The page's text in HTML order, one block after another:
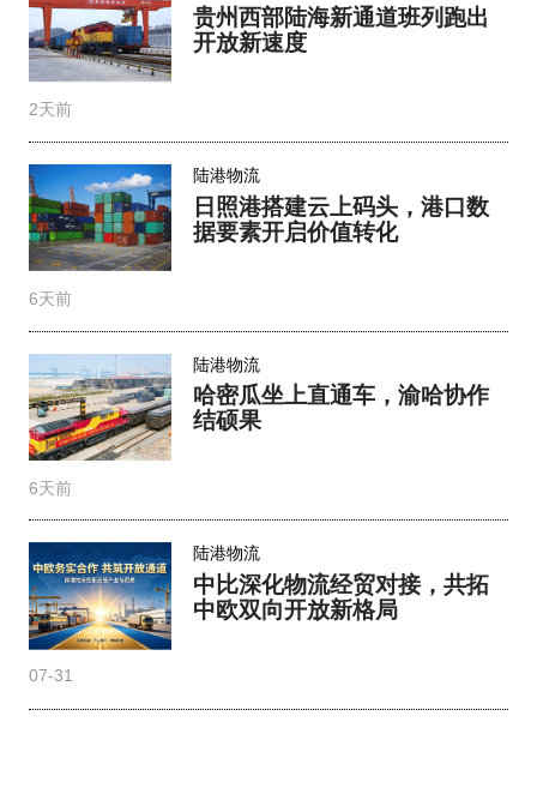
贵州西部陆海新通道班列跑出
开放新速度
2天前
陆港物流
日照港搭建云上码头，港口数
据要素开启价值转化
6天前
陆港物流
哈密瓜坐上直通车，渝哈协作
结硕果
6天前
陆港物流
中比深化物流经贸对接，共拓
中欧双向开放新格局
07-31